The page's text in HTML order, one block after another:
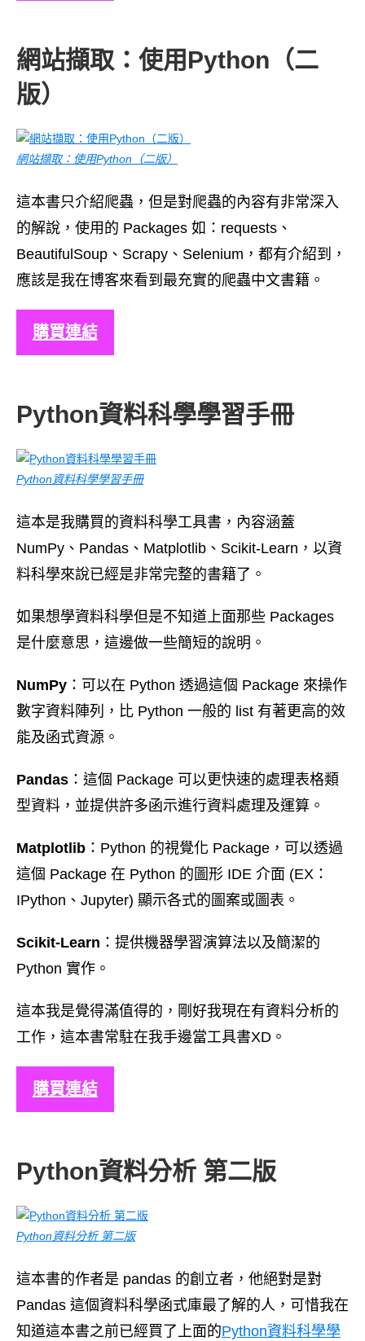
網站擷取：使用Python（二
版）
網站擷取：使用Python（二版）
這本書只介紹爬蟲，但是對爬蟲的內容有非常深入
的解說，使用的 Packages 如：requests、
BeautifulSoup、Scrapy、Selenium，都有介紹到，
應該是我在博客來看到最充實的爬蟲中文書籍。
購買連結
Python資料科學學習手冊
Python資料科學學習手冊
這本是我購買的資料科學工具書，內容涵蓋
NumPy、Pandas、Matplotlib、Scikit-Learn，以資
料科學來說已經是非常完整的書籍了。
如果想學資料科學但是不知道上面那些 Packages
是什麼意思，這邊做一些簡短的說明。
NumPy ：可以在 Python 透過這個 Package 來操作
數字資料陣列，比 Python 一般的 list 有著更高的效
能及函式資源。
Pandas ：這個 Package 可以更快速的處理表格類
型資料，並提供許多函示進行資料處理及運算。
Matplotlib ：Python 的視覺化 Package，可以透過
這個 Package 在 Python 的圖形 IDE 介面 (EX：
IPython、Jupyter) 顯示各式的圖案或圖表。
Scikit-Learn ：提供機器學習演算法以及簡潔的
Python 實作。
這本我是覺得滿值得的，剛好我現在有資料分析的
工作，這本書常駐在我手邊當工具書XD。
購買連結
Python資料分析 第二版
Python資料分析 第二版
這本書的作者是 pandas 的創立者，他絕對是對
Pandas 這個資料科學函式庫最了解的人，可惜我在
知道這本書之前已經買了上面的Python資料科學學